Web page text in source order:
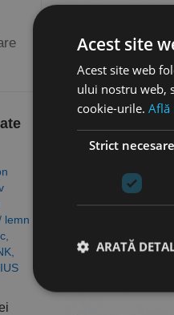
lemn
DIN
favorite_border
RBM 2050-15E,
7.235,38 lei
Acest site
Acest site web
ului nostru web,
cookie-urile. Află
Strict necesare
ARATĂ